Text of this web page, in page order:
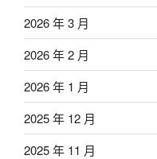
2026 年 3 月
2026 年 2 月
2026 年 1 月
2025 年 12 月
2025 年 11 月